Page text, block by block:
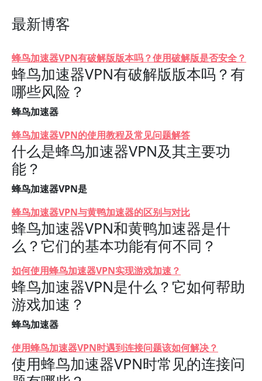
最新博客
蜂鸟加速器VPN有破解版版本吗？使用破解版是否安全？
蜂鸟加速器VPN有破解版版本吗？有
哪些风险？
蜂鸟加速器
蜂鸟加速器VPN的使用教程及常见问题解答
什么是蜂鸟加速器VPN及其主要功
能？
蜂鸟加速器VPN是
蜂鸟加速器VPN与黄鸭加速器的区别与对比
蜂鸟加速器VPN和黄鸭加速器是什
么？它们的基本功能有何不同？
如何使用蜂鸟加速器VPN实现游戏加速？
蜂鸟加速器VPN是什么？它如何帮助
游戏加速？
蜂鸟加速器
使用蜂鸟加速器VPN时遇到连接问题该如何解决？
使用蜂鸟加速器VPN时常见的连接问